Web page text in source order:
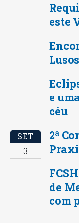
este
Lusos
e
céu
SET
3
2ª
de
com